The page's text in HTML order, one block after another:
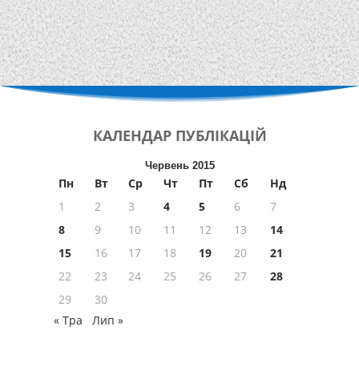
КАЛЕНДАР ПУБЛІКАЦІЙ
Червень 2015
Пн Вт Ср Чт Пт Сб
Нд
1
2 3 4 5 6
7
8
9 10 11 12 13
14
15
16 17 18 19 20
21
22
23 24 25 26 27
28
29
30
« Тра
Лип »